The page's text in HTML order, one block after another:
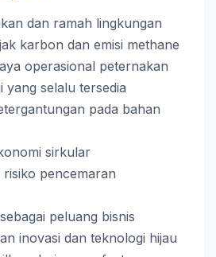
dan ramah lingkungan
karbon dan emisi methane
operasional peternakan
yang selalu tersedia
pada bahan
sirkular
risiko pencemaran
peluang bisnis
inovasi dan teknologi hijau